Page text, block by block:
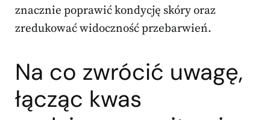
znacznie poprawić kondycję skóry oraz
zredukować widoczność przebarwień.
Na co zwrócić uwagę,
łącząc kwas